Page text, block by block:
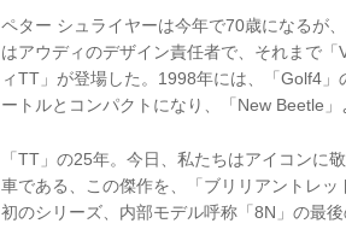
ペター シュライヤーは今年で70歳になるが
はアウディのデザイン責任者で、それまで
ィTT」が登場した。1998年には、「Golf4
ートルとコンパクトになり、「New Beetle」
「TT」の25年。今日、私たちはアイコンに
車である、この傑作を、「ブリリアントレ
初のシリーズ、内部モデル呼称「8N」の最後